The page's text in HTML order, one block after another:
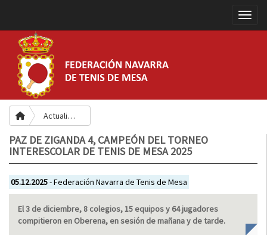
Actualidad
PAZ DE ZIGANDA 4, CAMPEÓN DEL TORNEO
INTERESCOLAR DE TENIS DE MESA 2025
05.12.2025- Federación Navarra de Tenis de Mesa
El 3 de diciembre, 8 colegios, 15 equipos y 64 jugadores
compitieron en Oberena, en sesión de mañana y de tarde.